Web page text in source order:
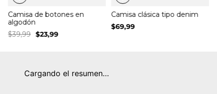
Camisa de botones en
algodón
$39,99 $23,99
Camisa clásica tipo denim
$69,99
Cargando el resumen…